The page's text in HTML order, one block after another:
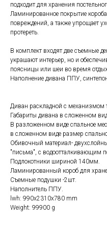
подходит для хранения
Ламинированное покрытие
повреждений, а также упрощает
протереть.
В комплект входят две съемные
украшают интерьер, но и
поясницы или шеи во время
Наполнение дивана ППУ,
Диван раскладной с механизмом
Габариты дивана в сложенном
В разложенном виде спальное
в сложенном виде размер
Обивочный материал-
"письма", с водоотталкивающим
Подлокотники шириной 140мм.
Ламинированный короб для
Съемные подушки -2шт.
Наполнитель ППУ.
lwh: 990x2310x780 mm
Weight: 99900 g